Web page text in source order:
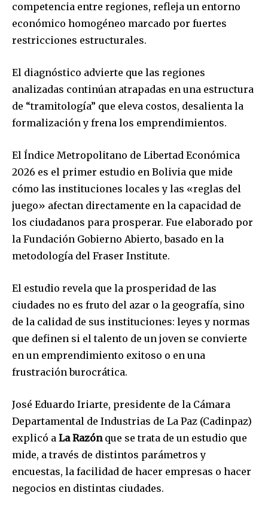
competencia entre regiones, refleja un entorno
económico homogéneo marcado por fuertes
restricciones estructurales.
El diagnóstico advierte que las regiones
analizadas continúan atrapadas en una estructura
de “tramitología” que eleva costos, desalienta la
formalización y frena los emprendimientos.
El Índice Metropolitano de Libertad Económica
2026 es el primer estudio en Bolivia que mide
cómo las instituciones locales y las «reglas del
juego» afectan directamente en la capacidad de
los ciudadanos para prosperar. Fue elaborado por
la Fundación Gobierno Abierto, basado en la
metodología del Fraser Institute.
El estudio revela que la prosperidad de las
ciudades no es fruto del azar o la geografía, sino
de la calidad de sus instituciones: leyes y normas
que definen si el talento de un joven se convierte
en un emprendimiento exitoso o en una
frustración burocrática.
José Eduardo Iriarte, presidente de la Cámara
Departamental de Industrias de La Paz (Cadinpaz)
explicó a La Razónque se trata de un estudio que
mide, a través de distintos parámetros y
encuestas, la facilidad de hacer empresas o hacer
negocios en distintas ciudades.